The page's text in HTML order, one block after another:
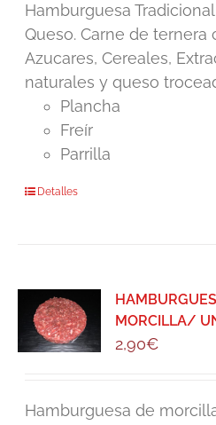
Hamburguesa
Queso. Carne de ternera
Azucares, Cereales,
naturales y queso
Plancha
Freír
Parrilla
Detalles
MORCILLA/
2,90€
Hamburguesa de